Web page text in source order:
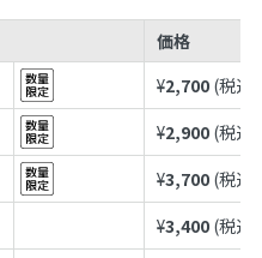
価格
¥2,700 (税込¥
¥2,900 (税込¥
¥3,700 (税込¥
¥3,400 (税込¥